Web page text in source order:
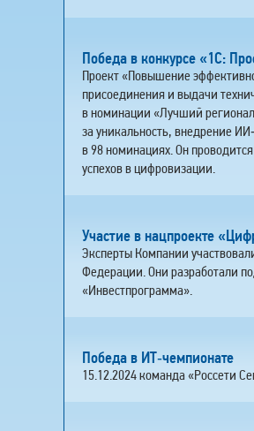
Победа в конкурсе «1С:
Проект «Повышение
присоединения и выдачи
в номинации «Лучший
за уникальность, внедрение
в 98 номинациях. Он
успехов в цифровизации.
Участие в нацпроекте
Эксперты Компании
Федерации. Они разработали
«Инвестпрограмма».
Победа в ИТ‑чемпионате
15.12.2024 команда «Россети